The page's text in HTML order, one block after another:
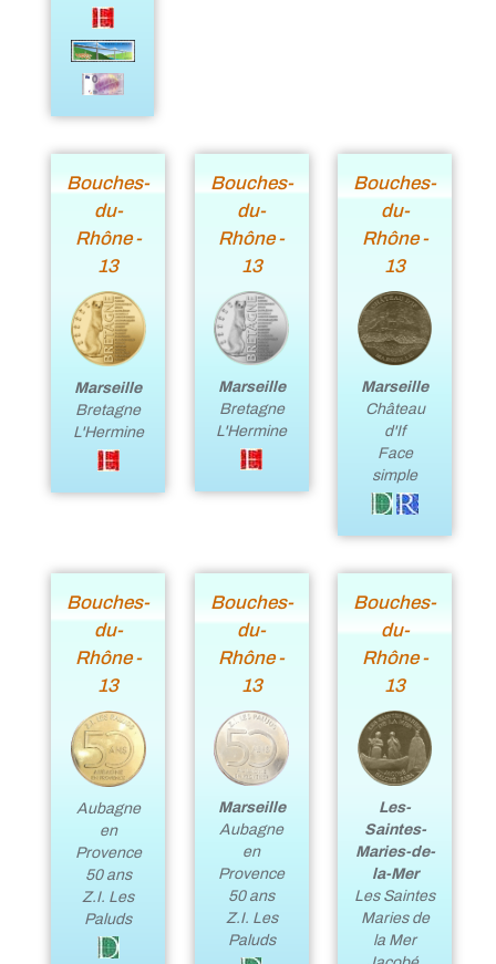
Bouches-
du-
Rhône -
13
Marseille
Bretagne
L'Hermine
Bouches-
du-
Rhône -
13
Marseille
Bretagne
L'Hermine
Bouches-
du-
Rhône -
13
Marseille
Château
d'If
Face
simple
Bouches-
du-
Rhône -
13
Aubagne
en
Provence
50 ans
Z.I. Les
Paluds
Bouches-
du-
Rhône -
13
Marseille
Aubagne
en
Provence
50 ans
Z.I. Les
Paluds
Bouches-
du-
Rhône -
13
Les-
Saintes-
Maries-de-
la-Mer
Les Saintes
Maries de
la Mer